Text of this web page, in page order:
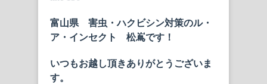
富山県 害虫・ハクビシン対策のル・
ア・インセクト 松嶌です！
いつもお越し頂きありがとうございま
す。